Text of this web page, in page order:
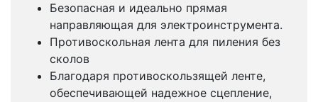
Безопасная и идеально прямая
направляющая для электроинструмента.
Противоскольная лента для пиления без
сколов
Благодаря противоскользящей ленте,
обеспечивающей надежное сцепление,